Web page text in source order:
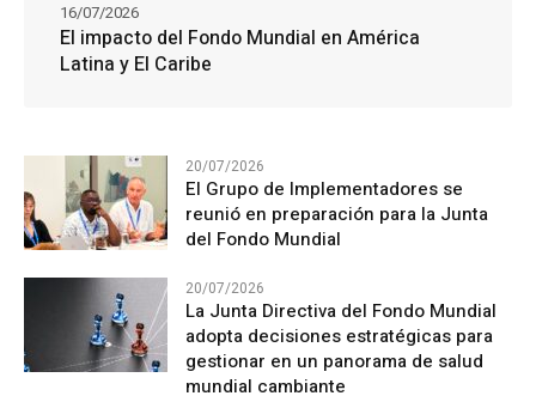
El impacto del Fondo Mundial en América
Latina y El Caribe
16/07/2026
20/07/2026
El Grupo de Implementadores se
reunió en preparación para la Junta
del Fondo Mundial
20/07/2026
La Junta Directiva del Fondo Mundial
adopta decisiones estratégicas para
gestionar en un panorama de salud
mundial cambiante